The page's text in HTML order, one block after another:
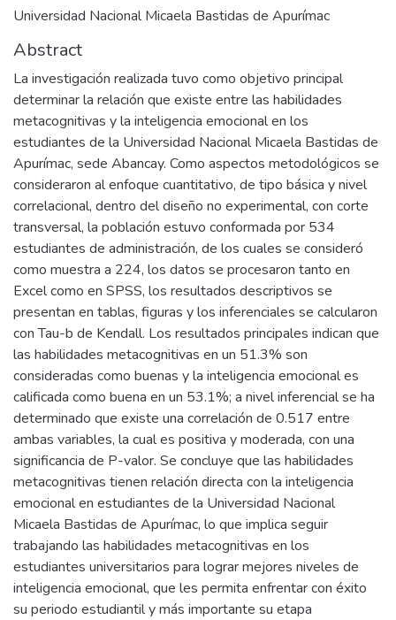
Universidad Nacional Micaela Bastidas de Apurímac
Abstract
La investigación realizada tuvo como objetivo principal
determinar la relación que existe entre las habilidades
metacognitivas y la inteligencia emocional en los
estudiantes de la Universidad Nacional Micaela Bastidas de
Apurímac, sede Abancay. Como aspectos metodológicos se
consideraron al enfoque cuantitativo, de tipo básica y nivel
correlacional, dentro del diseño no experimental, con corte
transversal, la población estuvo conformada por 534
estudiantes de administración, de los cuales se consideró
como muestra a 224, los datos se procesaron tanto en
Excel como en SPSS, los resultados descriptivos se
presentan en tablas, figuras y los inferenciales se calcularon
con Tau-b de Kendall. Los resultados principales indican que
las habilidades metacognitivas en un 51.3% son
consideradas como buenas y la inteligencia emocional es
calificada como buena en un 53.1%; a nivel inferencial se ha
determinado que existe una correlación de 0.517 entre
ambas variables, la cual es positiva y moderada, con una
significancia de P-valor. Se concluye que las habilidades
metacognitivas tienen relación directa con la inteligencia
emocional en estudiantes de la Universidad Nacional
Micaela Bastidas de Apurímac, lo que implica seguir
trabajando las habilidades metacognitivas en los
estudiantes universitarios para lograr mejores niveles de
inteligencia emocional, que les permita enfrentar con éxito
su periodo estudiantil y más importante su etapa